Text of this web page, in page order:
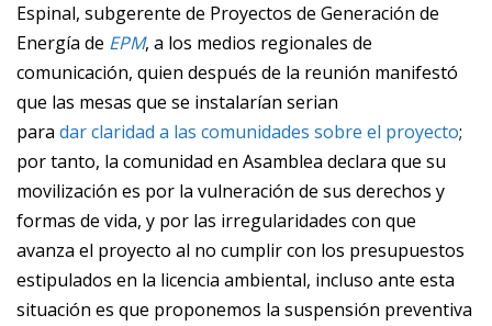
Espinal, subgerente de Proyectos de Generación de
Energía de EPM, a los medios regionales de
comunicación, quien después de la reunión manifestó
que las mesas que se instalarían serian
para dar claridad a las comunidades sobre el proyecto;
por tanto, la comunidad en Asamblea declara que su
movilización es por la vulneración de sus derechos y
formas de vida, y por las irregularidades con que
avanza el proyecto al no cumplir con los presupuestos
estipulados en la licencia ambiental, incluso ante esta
situación es que proponemos la suspensión preventiva